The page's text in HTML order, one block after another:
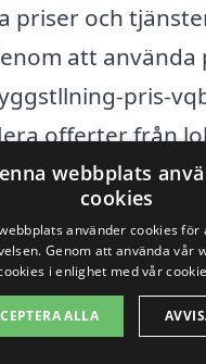
priser och
att
pris-
offerter från
vilket gör det
beslut.
de
kan du
för dina
webbplats
cookies
använder cookies
Genom att använda vår
i enlighet med vår
ALLA